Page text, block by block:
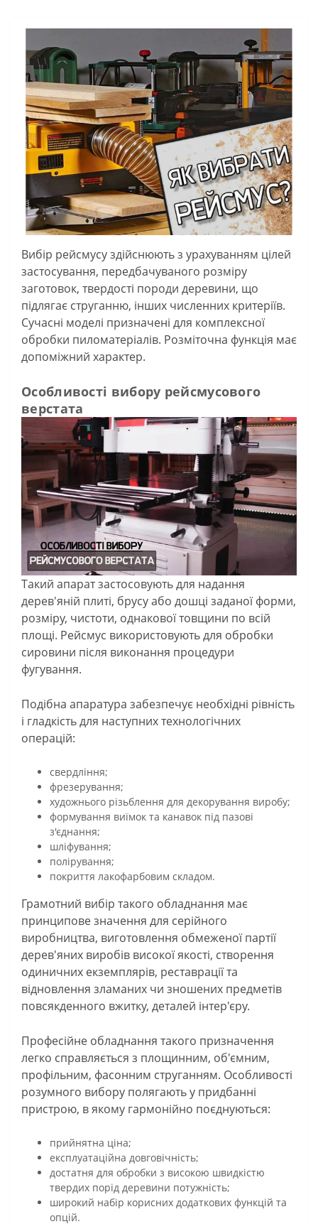
Вибір рейсмусу здійснюють з урахуванням цілей
застосування, передбачуваного розміру
заготовок, твердості породи деревини, що
підлягає струганню, інших численних критеріїв.
Сучасні моделі призначені для комплексної
обробки пиломатеріалів. Розміточна функція має
допоміжний характер.
Особливості вибору рейсмусового
верстата
Такий апарат застосовують для надання
дерев'яній плиті, брусу або дошці заданої форми,
розміру, чистоти, однакової товщини по всій
площі. Рейсмус використовують для обробки
сировини після виконання процедури
фугування.
Подібна апаратура забезпечує необхідні рівність
і гладкість для наступних технологічних
операцій:
свердління;
фрезерування;
художнього різьблення для декорування виробу;
формування виїмок та канавок під пазові
з'єднання;
шліфування;
полірування;
покриття лакофарбовим складом.
Грамотний вибір такого обладнання має
принципове значення для серійного
виробництва, виготовлення обмеженої партії
дерев'яних виробів високої якості, створення
одиничних екземплярів, реставрації та
відновлення зламаних чи зношених предметів
повсякденного вжитку, деталей інтер'єру.
Професійне обладнання такого призначення
легко справляється з площинним, об'ємним,
профільним, фасонним струганням. Особливості
розумного вибору полягають у придбанні
пристрою, в якому гармонійно поєднуються:
прийнятна ціна;
експлуатаційна довговічність;
достатня для обробки з високою швидкістю
твердих порід деревини потужність;
широкий набір корисних додаткових функцій та
опцій.